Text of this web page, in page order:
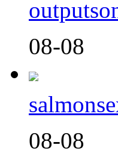
08-08
08-08